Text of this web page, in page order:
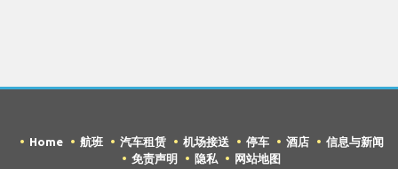
Home 航班 汽车租赁 机场接送 停车 酒店
信息与新闻
免责声明
隐私 网站地图